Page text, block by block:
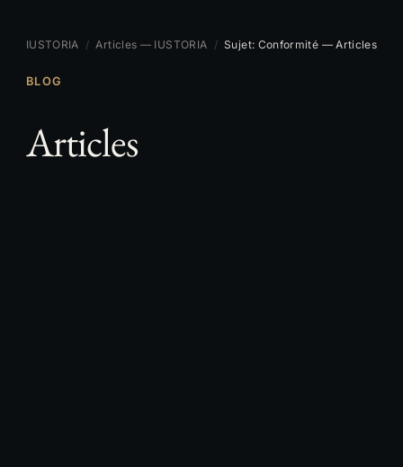
IUSTORIA / Articles — IUSTORIA / Sujet: Conformité — Articles
BLOG
Articles